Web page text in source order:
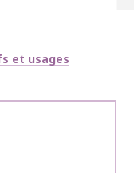
et usages